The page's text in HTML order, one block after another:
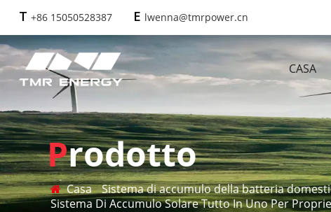
T +86 15050528387 E lwenna@tmrpower.cn
CASA
Prodotto
Casa Sistema di accumulo della batteria
Sistema Di Accumulo Solare Tutto In Uno Per